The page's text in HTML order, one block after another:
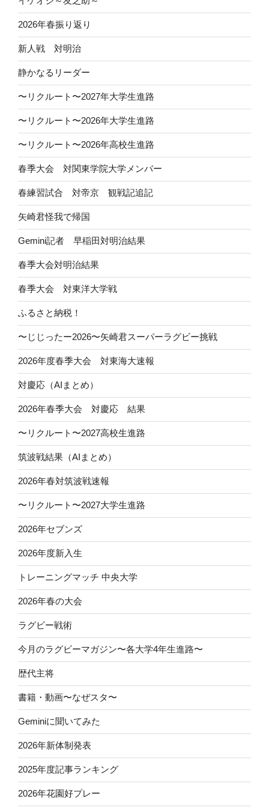
2026年春振り返り
新人戦 対明治
静かなるリーダー
〜リクルート〜2027年大学生進路
〜リクルート〜2026年大学生進路
〜リクルート〜2026年高校生進路
春季大会 対関東学院大学メンバー
春練習試合 対帝京 観戦記追記
矢崎君怪我で帰国
Gemini記者 早稲田対明治結果
春季大会対明治結果
春季大会 対東洋大学戦
ふるさと納税！
〜じじったー2026〜矢崎君スーパーラグビー挑戦
2026年度春季大会 対東海大速報
対慶応（AIまとめ）
2026年春季大会 対慶応 結果
〜リクルート〜2027高校生進路
筑波戦結果（AIまとめ）
2026年春対筑波戦速報
〜リクルート〜2027大学生進路
2026年セブンズ
2026年度新入生
トレーニングマッチ 中央大学
2026年春の大会
ラグビー戦術
今月のラグビーマガジン〜各大学4年生進路〜
歴代主将
書籍・動画〜なぜスタ〜
Geminiに聞いてみた
2026年新体制発表
2025年度記事ランキング
2026年花園好プレー